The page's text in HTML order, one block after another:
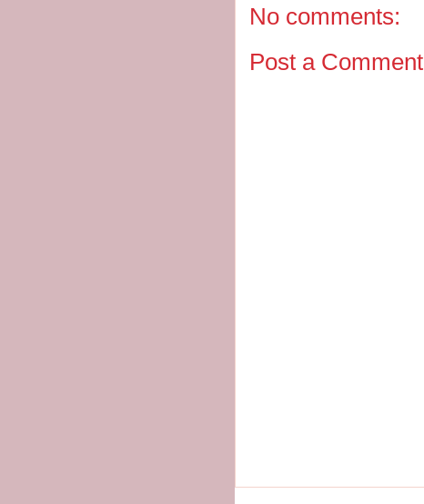
No comments:
Post a Comment